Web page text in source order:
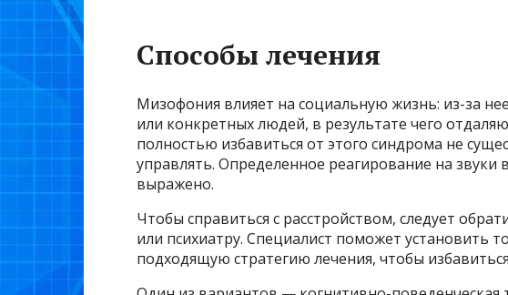
Способы лечения
Мизофония влияет на социальную жизнь: из-за
или конкретных людей, в результате чего
полностью избавиться от этого синдрома не
управлять. Определенное реагирование на звуки
выражено.
Чтобы справиться с расстройством, следует
или психиатру. Специалист поможет установить
подходящую стратегию лечения, чтобы